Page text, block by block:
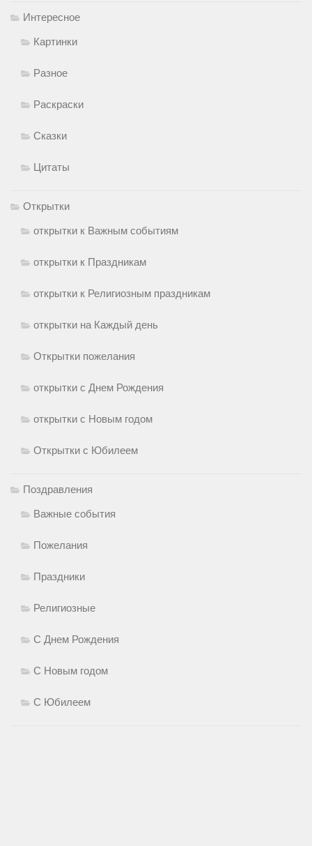
Интересное
Картинки
Разное
Раскраски
Сказки
Цитаты
Открытки
открытки к Важным событиям
открытки к Праздникам
открытки к Религиозным праздникам
открытки на Каждый день
Открытки пожелания
открытки с Днем Рождения
открытки с Новым годом
Открытки с Юбилеем
Поздравления
Важные события
Пожелания
Праздники
Религиозные
С Днем Рождения
С Новым годом
С Юбилеем